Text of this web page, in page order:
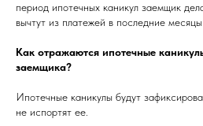
период ипотечных каникул заемщик
вычтут из платежей в последние
Как отражаются ипотечные
заемщика?
Ипотечные каникулы будут
не испортят ее.